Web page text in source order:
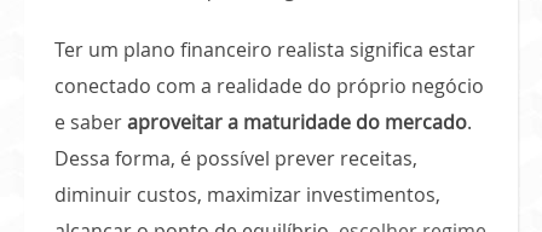
Ter um plano financeiro realista significa estar
conectado com a realidade do próprio negócio
e saberaproveitar a maturidade do mercado.
Dessa forma, é possível prever receitas,
diminuir custos, maximizar investimentos,